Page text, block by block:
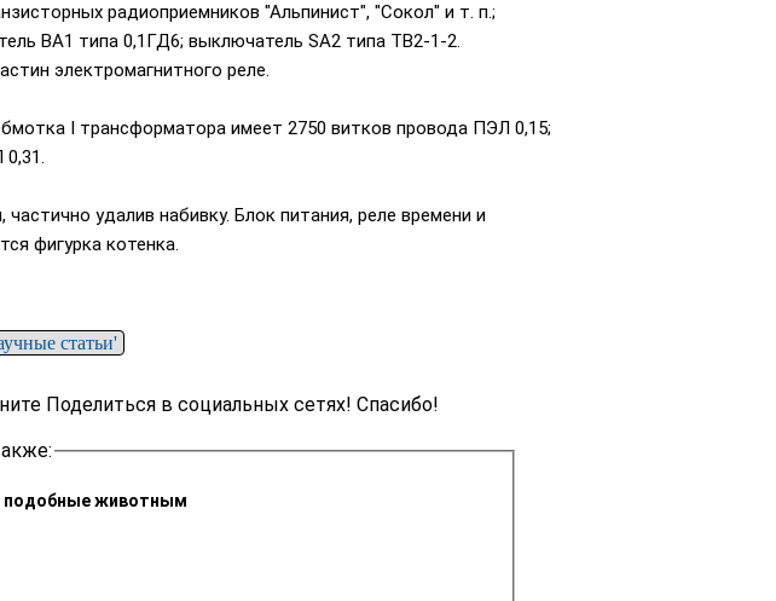
радиоприемников "Альпинист", "Сокол" и т. п.;
ВА1 типа 0,1ГД6; выключатель SA2 типа ТВ2-1-2.
электромагнитного реле.
I трансформатора имеет 2750 витков провода ПЭЛ 0,15;
удалив набивку. Блок питания, реле времени и
фигурка котенка.
статьи'
Поделиться в социальных сетях! Спасибо!
подобные животным